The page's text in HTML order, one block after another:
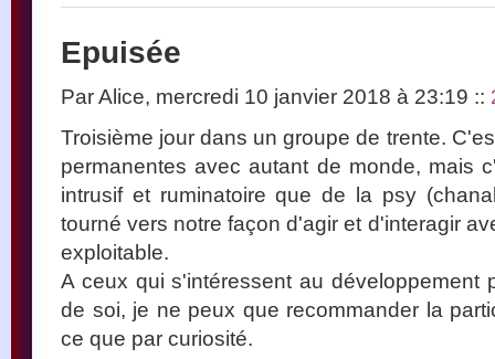
Epuisée
Par Alice, mercredi 10 janvier 2018 à 23:19 ::
Troisième jour dans un groupe de trente.
permanentes avec autant de monde, mais
intrusif et ruminatoire que de la psy
tourné vers notre façon d'agir et d'interagir
exploitable.
A ceux qui s'intéressent au développement
de soi, je ne peux que recommander la
ce que par curiosité.